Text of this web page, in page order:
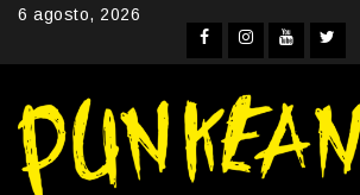
Skip6 agosto, 2026
Facebook